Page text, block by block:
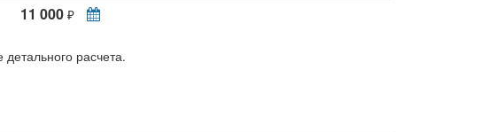
11 000 ₽
расчета.